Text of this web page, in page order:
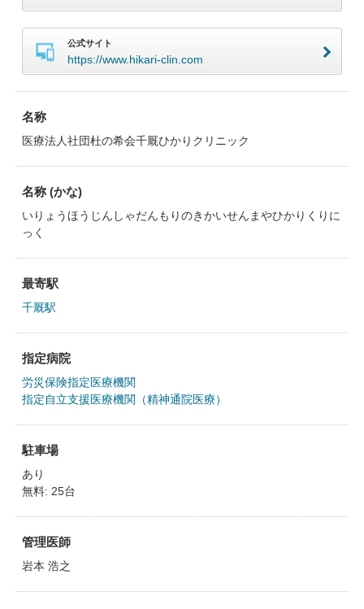
公式サイト
https://www.hikari-clin.com
名称
医療法人社団杜の希会千厩ひかりクリニック
名称 (かな)
いりょうほうじんしゃだんもりのきかいせんまやひかりくりに
っく
最寄駅
千厩駅
指定病院
労災保険指定医療機関
指定自立支援医療機関（精神通院医療）
駐車場
あり
無料: 25台
管理医師
岩本 浩之